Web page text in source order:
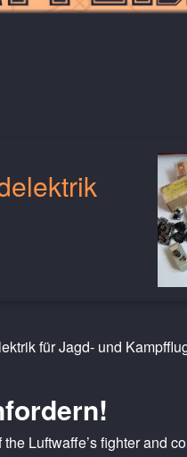
für Jagd- und
Luftwaffe’s fighter and